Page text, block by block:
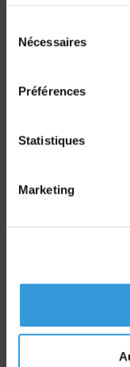
Nécessaires
Préférences
Statistiques
Marketing
CD 64 - CS22265
F 27950 SAINT
www.cnpp.com